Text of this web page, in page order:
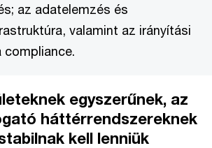
az adatelemzés és
valamint az irányítási
compliance.
egyszerűnek, az
háttérrendszereknek
kell lenniük